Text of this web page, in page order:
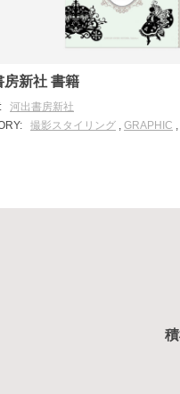
房新社 書籍
河出書房新社
撮影スタイリング GRAPHIC